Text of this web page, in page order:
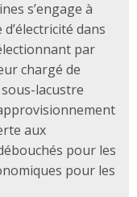
s’engage à
dans
par
chargé de
lacustre
aux
pour les
pour les